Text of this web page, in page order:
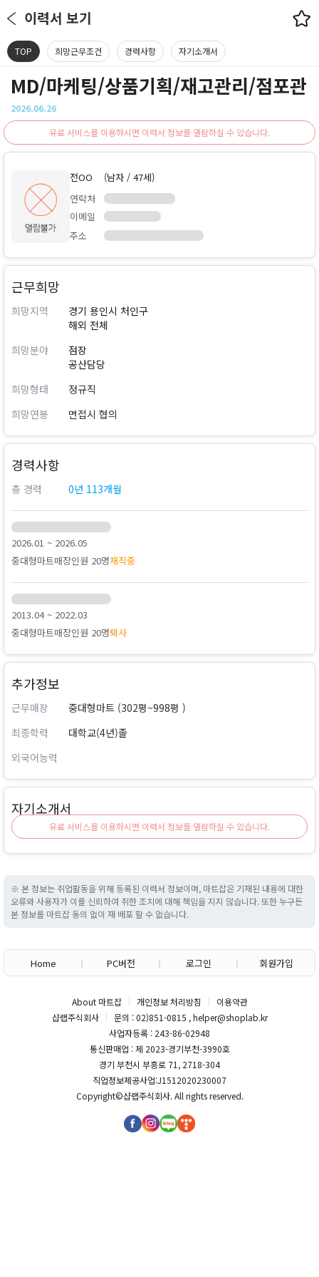
이력서 보기
TOP 희망근무조건 경력사항 자기소개서
MD/마케팅/상품기획/재고관리/점포관
2026.06.26
유료 서비스를 이용하시면 이력서 정보를 열람하실 수 있습니다.
전OO
(남자 / 47세)
연락처
이메일
주소
근무희망
희망지역
경기 용인시 처인구
해외 전체
희망분야
점장
공산담당
희망형태
정규직
희망연봉
면접시 협의
경력사항
총 경력 0년 113개월
2026.01 ~ 2026.05
중대형마트매장인원 20명재직중
2013.04 ~ 2022.03
중대형마트매장인원 20명퇴사
추가정보
근무매장
중대형마트 (302평~998평 )
최종학력
대학교(4년)졸
외국어능력
자기소개서
유료 서비스를 이용하시면 이력서 정보를 열람하실 수 있습니다.
※ 본 정보는 취업활동을 위해 등록된 이력서 정보이며, 마트잡은 기재된 내용에 대한
오류와 사용자가 이를 신뢰하여 취한 조치에 대해 책임을 지지 않습니다. 또한 누구든
본 정보를 마트잡 동의 없이 재 배포 할 수 없습니다.
Home PC버전 로그인 회원가입
About 마트잡 개인정보 처리방침
이용약관
샵랩주식회사
문의 : 02)851-0815 , helper@shoplab.kr
사업자등록 : 243-86-02948
통신판매업 : 제 2023-경기부천-3990호
경기 부천시 부흥로 71, 2718-304
직업정보제공사업:J1512020230007
Copyright©샵랩주식회사. All rights reserved.